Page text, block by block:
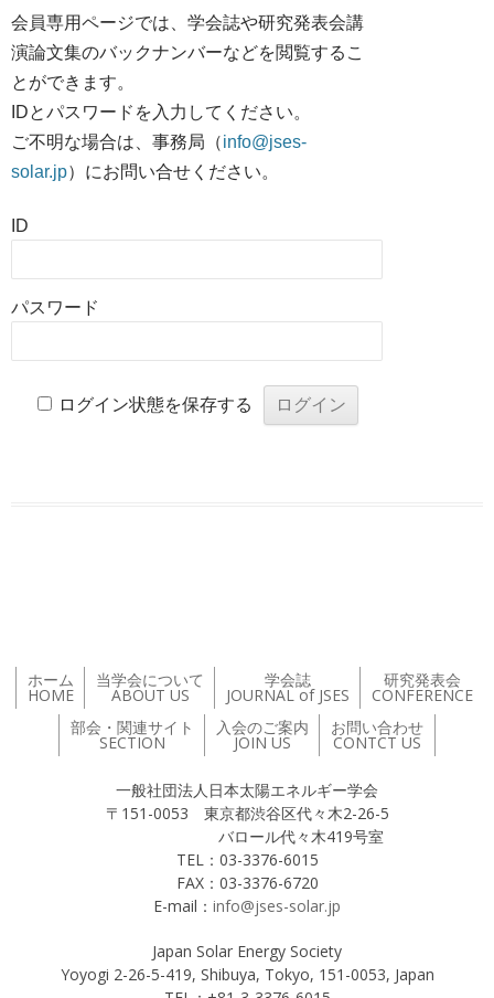
会員専用ページでは、学会誌や研究発表会講
演論文集のバックナンバーなどを閲覧するこ
とができます。
IDとパスワードを入力してください。
ご不明な場合は、事務局（info@jses-
solar.jp）にお問い合せください。
ID
パスワード
ログイン状態を保存する
ホーム
HOME
当学会について
ABOUT US
学会誌
JOURNAL of JSES
研究発表会
CONFERENCE
部会・関連サイト
SECTION
入会のご案内
JOIN US
お問い合わせ
CONTCT US
一般社団法人日本太陽エネルギー学会
〒151-0053 東京都渋谷区代々木2-26-5
バロール代々木419号室
TEL：03-3376-6015
FAX：03-3376-6720
E-mail： info@jses-solar.jp
Japan Solar Energy Society
Yoyogi 2-26-5-419, Shibuya, Tokyo, 151-0053, Japan